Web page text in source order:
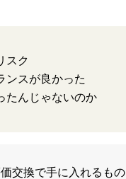
スク
ンスが良かった
たんじゃないのか
交換で手に入れるもの